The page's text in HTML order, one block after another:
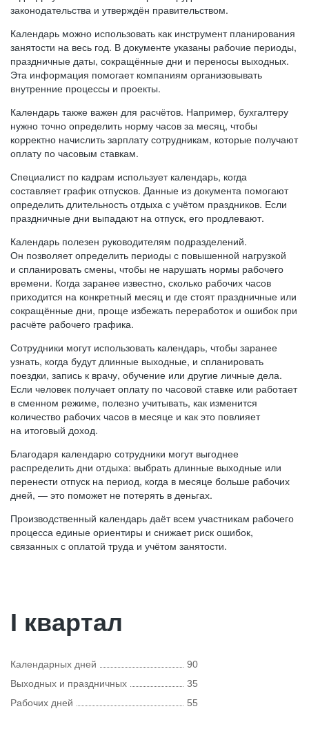
законодательства и утверждён правительством.
Календарь можно использовать как инструмент планирования
занятости на весь год. В документе указаны рабочие периоды,
праздничные даты, сокращённые дни и переносы выходных.
Эта информация помогает компаниям организовывать
внутренние процессы и проекты.
Календарь также важен для расчётов. Например, бухгалтеру
нужно точно определить норму часов за месяц, чтобы
корректно начислить зарплату сотрудникам, которые получают
оплату по часовым ставкам.
Специалист по кадрам использует календарь, когда
составляет график отпусков. Данные из документа помогают
определить длительность отдыха с учётом праздников. Если
праздничные дни выпадают на отпуск, его продлевают.
Календарь полезен руководителям подразделений.
Он позволяет определить периоды с повышенной нагрузкой
и спланировать смены, чтобы не нарушать нормы рабочего
времени. Когда заранее известно, сколько рабочих часов
приходится на конкретный месяц и где стоят праздничные или
сокращённые дни, проще избежать переработок и ошибок при
расчёте рабочего графика.
Сотрудники могут использовать календарь, чтобы заранее
узнать, когда будут длинные выходные, и спланировать
поездки, запись к врачу, обучение или другие личные дела.
Если человек получает оплату по часовой ставке или работает
в сменном режиме, полезно учитывать, как изменится
количество рабочих часов в месяце и как это повлияет
на итоговый доход.
Благодаря календарю сотрудники могут выгоднее
распределить дни отдыха: выбрать длинные выходные или
перенести отпуск на период, когда в месяце больше рабочих
дней, — это поможет не потерять в деньгах.
Производственный календарь даёт всем участникам рабочего
процесса единые ориентиры и снижает риск ошибок,
связанных с оплатой труда и учётом занятости.
I квартал
Календарных дней
90
Выходных и праздничных
35
Рабочих дней
55